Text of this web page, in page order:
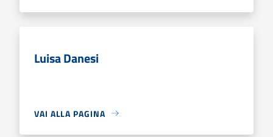
Luisa Danesi
VAI ALLA PAGINA